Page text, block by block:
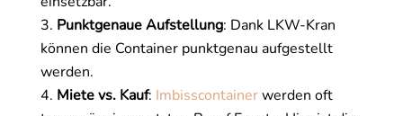
Punktgenaue Aufstellung: Dank LKW-Kran
können die Container punktgenau aufgestellt
werden.
Miete vs. Kauf: Imbisscontainerwerden oft